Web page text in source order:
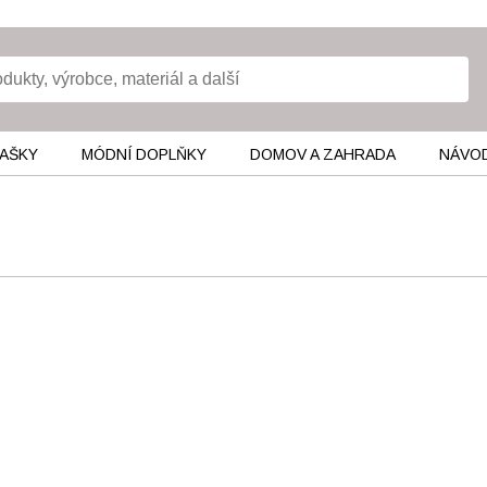
MÓDNÍ DOPLŇKY DOMOV A ZAHRADA